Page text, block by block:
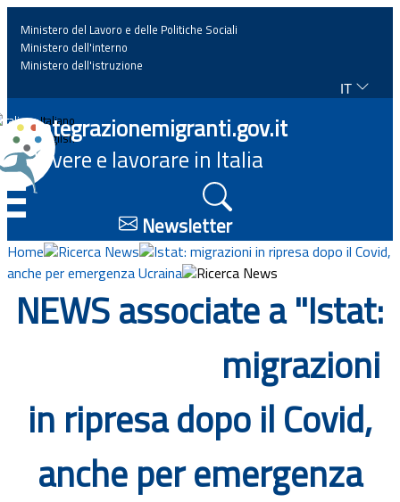
Home
News
Approfondimenti
Eventi
Normativa
Documenti
Bandi
Ministero del Lavoro e delle Politiche Sociali
Ministero dell'interno
Ministero dell'istruzione
IT
Italiano
English
Integrazionemigranti.gov.it
Vivere e lavorare in Italia
Newsletter
Home Ricerca News
Istat: migrazioni in ripresa dopo il Covid,
anche per emergenza Ucraina
Ricerca News
NEWS associate a "Istat:
migrazioni
in ripresa dopo il Covid,
anche per emergenza